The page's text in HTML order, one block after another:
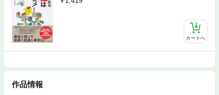
カートへ
作品情報